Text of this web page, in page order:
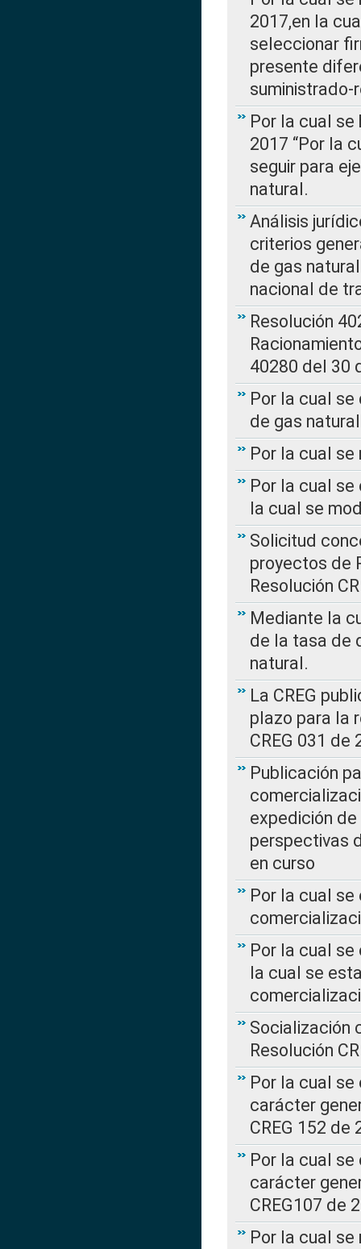
2017,en la
seleccionar
presente
Por la cual se
2017 “Por la
seguir para
natural.
Análisis
criterios
de gas
nacional de
Resolución
40280 del 30
Por la cual
de gas natural
Por la cual se
Por la cual se
la cual se
Solicitud
proyectos de
Resolución
Mediante la
de la tasa de
natural.
La CREG
plazo para la
CREG 031 de
Publicación
expedición de
perspectivas
en curso
Por la cual
Por la cual se
la cual se
Socialización
Resolución
Por la cual
carácter
CREG 152 de
Por la cual
carácter
CREG107 de
Por la cual